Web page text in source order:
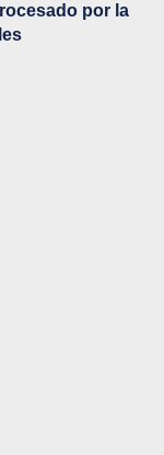
por la